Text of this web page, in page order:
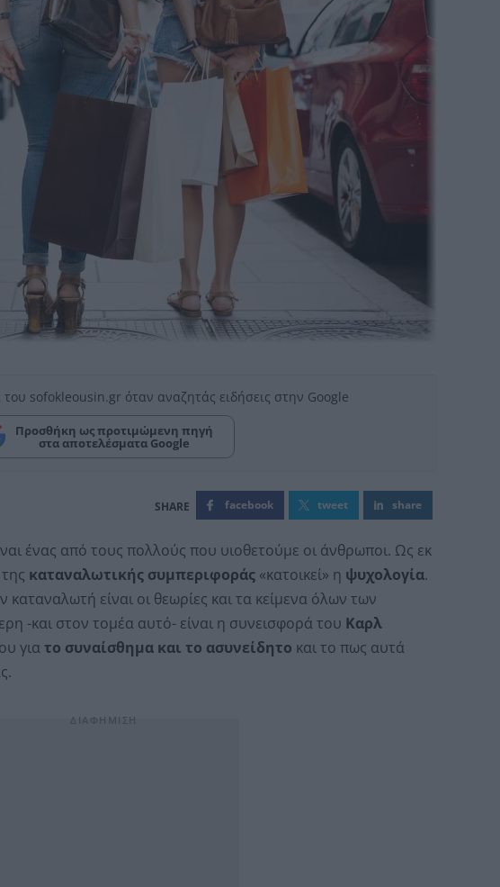
sofokleousin.gr όταν αναζητάς ειδήσεις στην Google
Προσθήκη ως προτιμώμενη πηγή
στα αποτελέσματα Google
facebook tweet share
ένας από τους πολλούς που υιοθετούμε οι άνθρωποι. Ως εκ
καταναλωτικής συμπεριφοράς«κατοικεί» η ψυχολογία.
καταναλωτή είναι οι θεωρίες και τα κείμενα όλων των
-και στον τομέα αυτό- είναι η συνεισφορά του Καρλ
γιατο συναίσθημα και το ασυνείδητο και το πως αυτά